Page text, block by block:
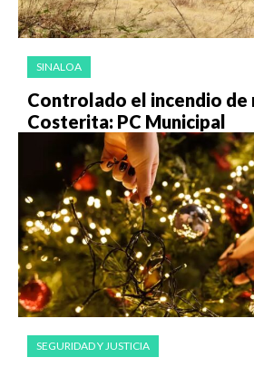
SINALOA
Controlado el incendio de
Costerita: PC Municipal
SEGURIDAD Y JUSTICIA